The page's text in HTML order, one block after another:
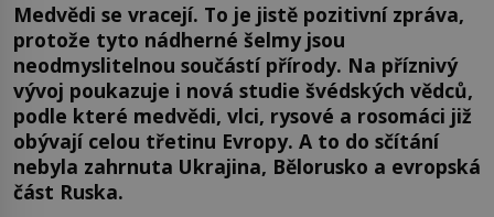
Medvědi se vracejí. To je jistě pozitivní zpráva,
protože tyto nádherné šelmy jsou
neodmyslitelnou součástí přírody. Na příznivý
vývoj poukazuje i nová studie švédských vědců,
podle které medvědi, vlci, rysové a rosomáci již
obývají celou třetinu Evropy. A to do sčítání
nebyla zahrnuta Ukrajina, Bělorusko a evropská
část Ruska.